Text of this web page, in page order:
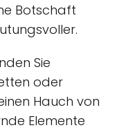
Botschaft
Sie
oder
Hauch von
Elemente